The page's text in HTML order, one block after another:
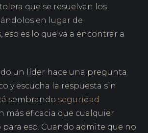
que se resuelvan los
en lugar de
es lo que va a encontrar a
un líder hace una pregunta
y escucha la respuesta sin
sembrando seguridad
más eficacia que cualquier
eso. Cuando admite que no